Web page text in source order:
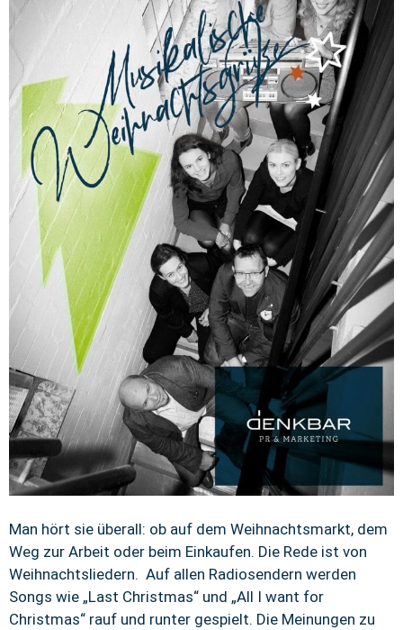
Man hört sie überall: ob auf dem Weihnachtsmarkt, dem
Weg zur Arbeit oder beim Einkaufen. Die Rede ist von
Weihnachtsliedern. Auf allen Radiosendern werden
Songs wie „Last Christmas“ und „All I want for
Christmas“ rauf und runter gespielt. Die Meinungen zu